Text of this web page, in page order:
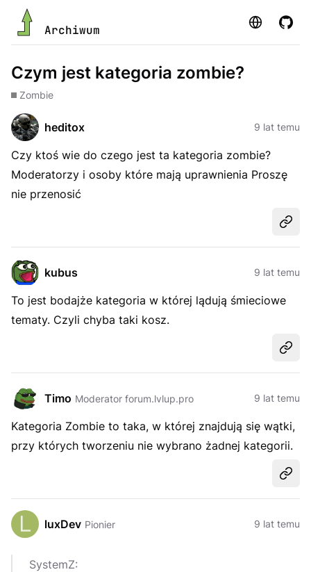
Archiwum Strona
Czym jest kategoria zombie?
Zombie
heditox 9 lat temu
Czy ktoś wie do czego jest ta kategoria zombie?
Moderatorzy i osoby które mają uprawnienia Proszę
nie przenosić
kubus 9 lat temu
To jest bodajże kategoria w której lądują śmieciowe
tematy. Czyli chyba taki kosz.
Timo Moderator forum.lvlup.pro 9 lat temu
Kategoria Zombie to taka, w której znajdują się wątki,
przy których tworzeniu nie wybrano żadnej kategorii.
luxDev Pionier 9 lat temu
SystemZ: